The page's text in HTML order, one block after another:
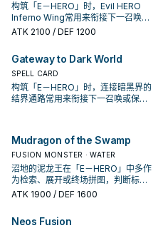
构筑「E－HERO」时，Evil HERO
Inferno Wing常用来衔接下一召唤或
保护连招；是否投入取决于你的手坑
ATK 2100 / DEF 1200
Gateway to Dark World
SPELL CARD
构筑「E－HERO」时，连接暗黑界的
结界通路常用来衔接下一召唤或保护
Mudragon of the Swamp
FUSION MONSTER · WATER
沼地的泥龙王在「E－HERO」中多作
为检索、展开或终场拼图，判断标准
是它出现在成功起手中的频率。
ATK 1900 / DEF 1600
Neos Fusion